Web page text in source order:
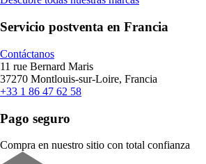
Servicio postventa en Francia
Contáctanos
11 rue Bernard Maris
37270 Montlouis-sur-Loire, Francia
+33 1 86 47 62 58
Pago seguro
Compra en nuestro sitio con total confianza